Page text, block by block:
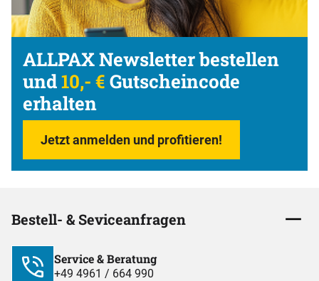
ALLPAX Newsletter bestellen
und10,- € Gutscheincode
erhalten
Jetzt anmelden und profitieren!
Bestell- & Seviceanfragen
Service & Beratung
+49 4961 / 664 990